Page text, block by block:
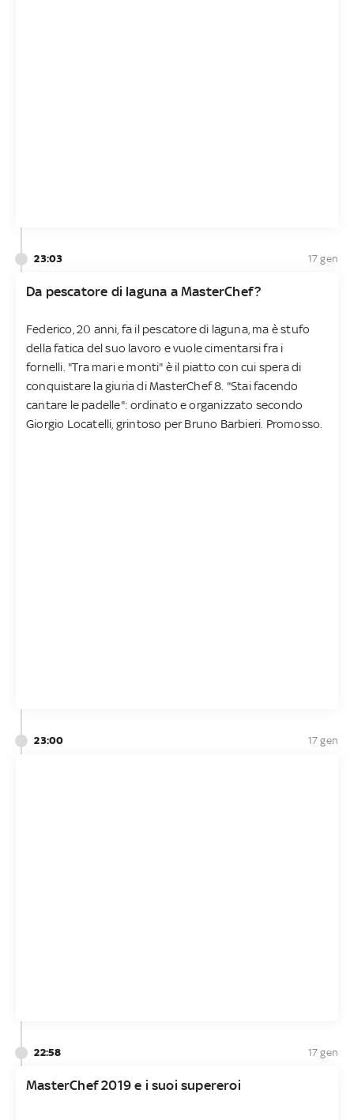
23:03 17 gen
Da pescatore di laguna a MasterChef?
Federico, 20 anni, fa il pescatore di laguna, ma è stufo
della fatica del suo lavoro e vuole cimentarsi fra i
fornelli. "Tra mari e monti" è il piatto con cui spera di
conquistare la giuria di MasterChef 8. "Stai facendo
cantare le padelle": ordinato e organizzato secondo
Giorgio Locatelli, grintoso per Bruno Barbieri. Promosso.
23:00 17 gen
22:58 17 gen
MasterChef 2019 e i suoi supereroi